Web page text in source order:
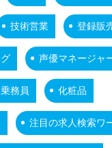
技術営業 登録販
声優マネージャ
務員 化粧品
注目の求人検索ワ